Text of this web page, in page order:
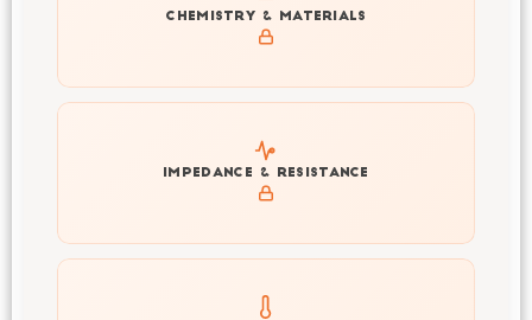
CHEMISTRY & MATERIALS
Get to know active materials for the INR18650-25PS(B)
IMPEDANCE & RESISTANCE
Explore impedance spectrum and DCIR (SOC, T) of
INR18650-25PS(B)